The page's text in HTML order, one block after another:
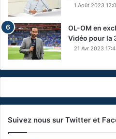
1 Août 2023
OL-OM en
Vidéo pour la
21 Avr 2023
Suivez nous sur Twitter et